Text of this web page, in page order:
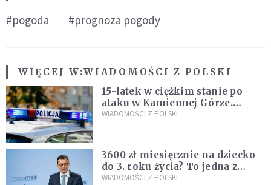
#pogoda #prognoza pogody
WIĘCEJ W:WIADOMOŚCI Z POLSKI
15-latek w ciężkim stanie po
ataku w Kamiennej Górze.
Policja zatrzymała dwóch
WIADOMOŚCI Z POLSKI
3600 zł miesięcznie na dziecko
do 3. roku życia? To jedna z
propozycji programu "Rozwój
WIADOMOŚCI Z POLSKI